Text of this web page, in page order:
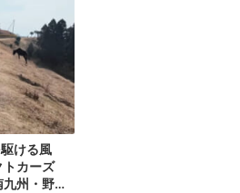
ける風
トカーズ
九州・野…